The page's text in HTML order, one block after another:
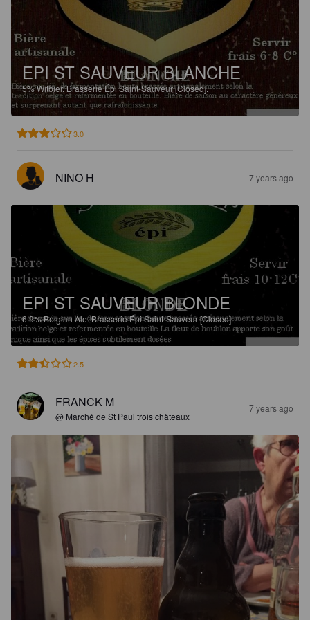
EPI ST SAUVEUR BLANCHE
5%Witbier.Brasserie Épi Saint-Sauveur [Closed].
3.0
NINO H 7 years ago
EPI ST SAUVEUR BLONDE
6.9%Belgian Ale.Brasserie Épi Saint-Sauveur [Closed].
2.5
FRANCK M
@ Marché de St Paul trois châteaux
7 years ago